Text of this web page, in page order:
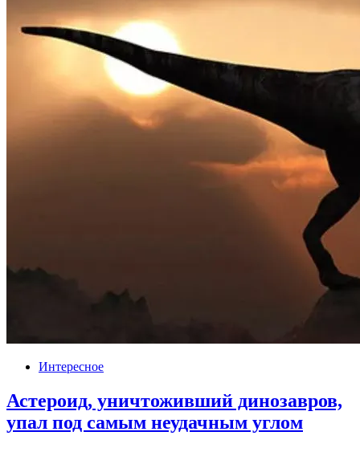
Интересное
Астероид, уничтоживший динозавров,
упал под самым неудачным углом